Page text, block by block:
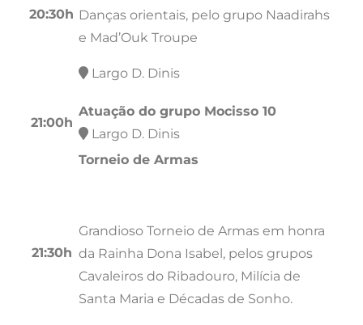
20:30h Danças orientais, pelo grupo Naadirahs
e Mad’Ouk Troupe
Largo D. Dinis
21:00h
Atuação do grupo Mocisso 10
Largo D. Dinis
21:30h
Torneio de Armas
Grandioso Torneio de Armas em honra
da Rainha Dona Isabel, pelos grupos
Cavaleiros do Ribadouro, Milícia de
Santa Maria e Décadas de Sonho.